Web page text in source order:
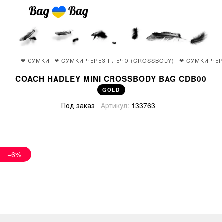
❤ СУМКИ ❤ CУМКИ ЧЕРЕЗ ПЛЕЧО (CROSSBODY) ❤ CУМКИ
COACH HADLEY MINI CROSSBODY BAG CDB00
GOLD
Под заказ Артикул: 133763
−6%